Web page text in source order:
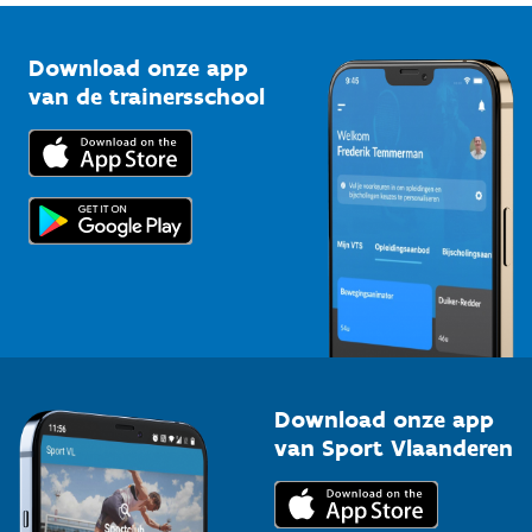
Bedrijven
Trainers en begeleiders
Topsporters
Vlaamse Trainersschool
Kennisplatform
Downloads
Voor de pers
Download onze app
van de trainersschool
Download onze app
van Sport Vlaanderen